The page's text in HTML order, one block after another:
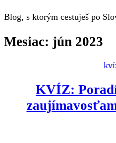
Blog, s ktorým cestuješ po
Mesiac: jún 2023
KVÍZ: